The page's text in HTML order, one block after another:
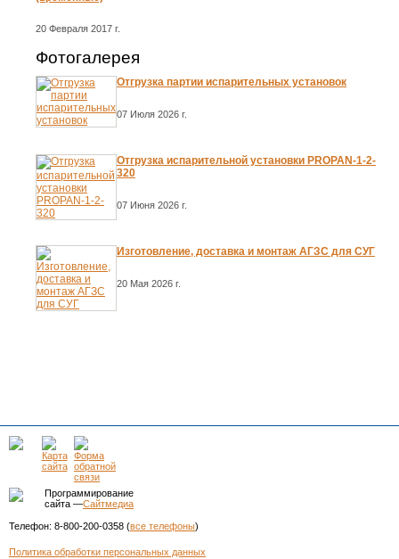
20 Февраля 2017 г.
Фотогалерея
Отгрузка партии испарительных установок
07 Июля 2026 г.
Отгрузка испарительной установки PROPAN-1-2-
320
07 Июня 2026 г.
Изготовление, доставка и монтаж АГЗС для СУГ
20 Мая 2026 г.
Программирование
сайта —Сайтмедиа
Телефон: 8-800-200-0358 (все телефоны)
Политика обработки персональных данных